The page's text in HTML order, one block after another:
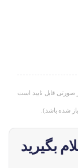
صورتی قابل تایید است
شده باشد).
بگیرید